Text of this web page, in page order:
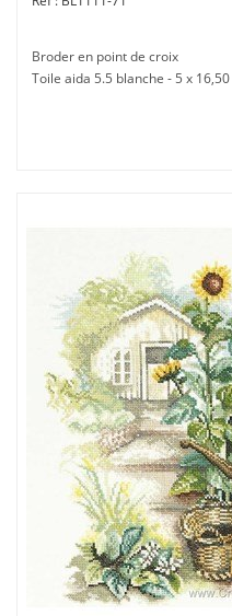
Broder en point de croix
Toile aida 5.5 blanche - 5 x